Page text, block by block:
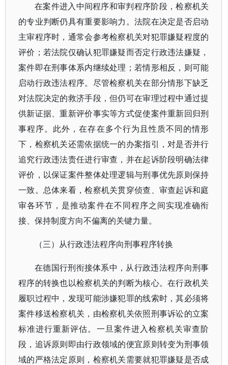
在案件进入中间程序和审判程序阶段，检察机关
的专业判断仍具有重要影响力。法院在决定是否启动
主审程序时，通常会参考检察机关对犯罪嫌疑程度的
评价；若法院仅确认犯罪嫌疑而否定行政违法嫌疑，
案件即在刑事体系内继续处理；若情形相反，则可能
启动行政违法程序。尽管检察机关在部分情形下缺乏
对法院决定的救济手段，但仍可在审理过程中通过提
供新证据、重新评价事实等方式促使案件重新回归刑
事程序。此外，在存在多个行为且性质不同的情形
下，检察机关还需依据统一的办案指引，对是否并行
追究行政违法责任进行审查，并在起诉阶段明确法律
评价，以保证案件整体处理逻辑与刑事优先原则保持
一致。总体来看，检察机关贯穿侦查、审查起诉和庭
审各环节，是推动案件在不同程序之间实现准确衔
接、保持制度方向不偏离的关键力量。
（三）从行政违法程序向刑事程序转换
在德国行刑衔接体系中，从行政违法程序向刑事
程序的转换也以检察机关的判断为核心。在行政机关
履职过程中，发现可能涉嫌犯罪的线索时，其必须将
案件移送检察机关，由检察机关依照刑事诉讼的立案
标准进行重新评估。一旦案件进入检察机关审查阶
段，追诉原则即由行政领域的便宜原则转变为刑事领
域的严格法定原则，检察机关需要就犯罪嫌疑是否成